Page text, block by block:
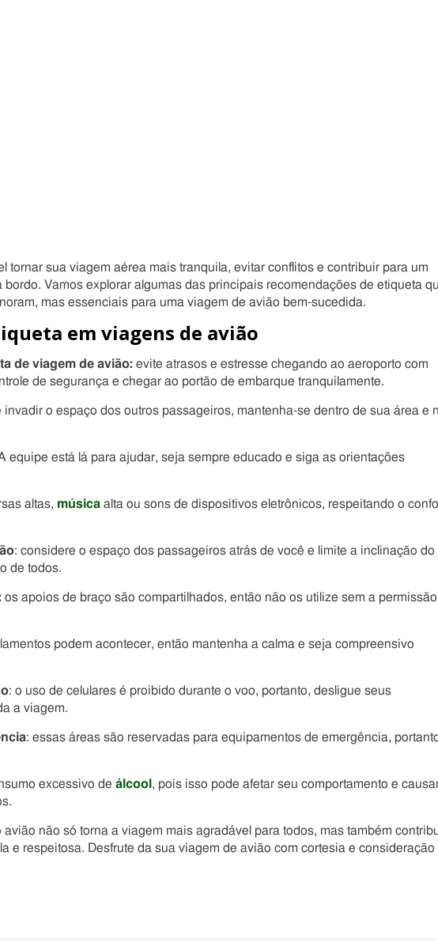
tornar sua viagem aérea mais tranquila, evitar conflitos e contribuir para um
Vamos explorar algumas das principais recomendações de etiqueta
mas essenciais para uma viagem de avião bem-sucedida.
em viagens de avião
de viagem de avião: evite atrasos e estresse chegando ao aeroporto com
de segurança e chegar ao portão de embarque tranquilamente.
invadir o espaço dos outros passageiros, mantenha-se dentro de sua área e
equipe está lá para ajudar, seja sempre educado e siga as orientações
altas, música alta ou sons de dispositivos eletrônicos, respeitando o
: considere o espaço dos passageiros atrás de você e limite a inclinação do
de todos.
os apoios de braço são compartilhados, então não os utilize sem a
podem acontecer, então mantenha a calma e seja compreensivo
: o uso de celulares é proibido durante o voo, portanto, desligue seus
a viagem.
: essas áreas são reservadas para equipamentos de emergência,
excessivo de álcool , pois isso pode afetar seu comportamento e
não só torna a viagem mais agradável para todos, mas também
e respeitosa. Desfrute da sua viagem de avião com cortesia e consideração